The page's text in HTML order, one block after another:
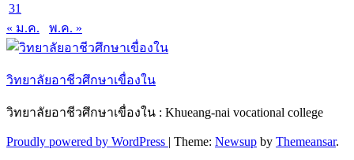
31
« ม.ค.
พ.ค. »
วิทยาลัยอาชีวศึกษาเขื่องใน
วิทยาลัยอาชีวศึกษาเขื่องใน : Khueang-nai vocational college
Proudly powered by WordPress | Theme: Newsup by Themeansar.